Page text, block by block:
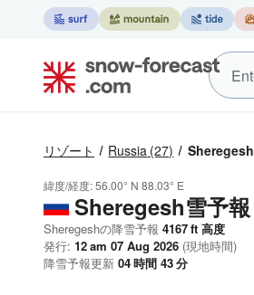
リゾート Russia (27) Sheregesh
緯度/経度:56.00° N 88.03° E
Sheregesh雪予報
Sheregeshの降雪予報 4167ft 高度
発行: 12 am 07 Aug 2026 (現地時間)
降雪予報更新 04時間 43分